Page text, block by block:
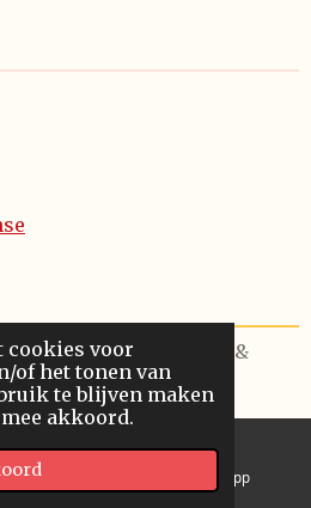
cookies voor
of het tonen van
te blijven maken
akkoord.
keramiek & fotografie &
Instagram WhatsApp